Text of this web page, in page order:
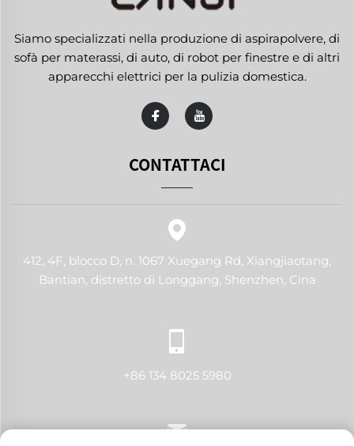
Siamo specializzati nella produzione di aspirapolvere, di
sofà per materassi, di auto, di robot per finestre e di altri
apparecchi elettrici per la pulizia domestica.
CONTATTACI
412, 4F, blocco D, n. 1067 Xuegang Rd, Xiangjiaotang,
Bantian, distretto di Longgang, Shenzhen, Cina
+86 134 8025 5980